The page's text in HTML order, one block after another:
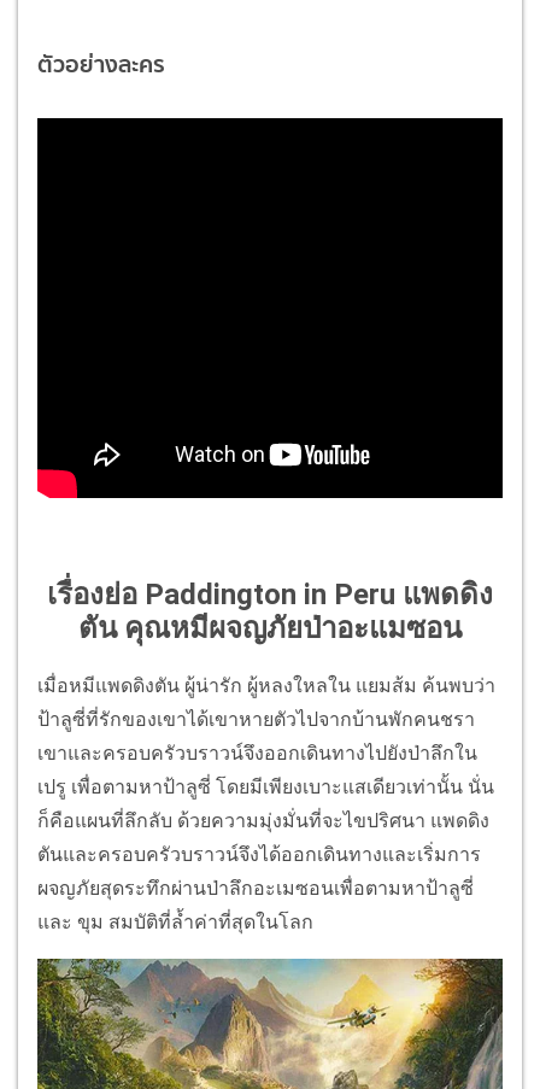
ตัวอย่างละคร
เรื่องย่อ Paddington in Peru แพดดิง
ตัน คุณหมีผจญภัยป่าอะแมซอน
เมื่อหมีแพดดิงตัน ผู้น่ารัก ผู้หลงใหลใน แยมส้ม ค้นพบว่า
ป้าลูซี่ที่รักของเขาได้เขาหายตัวไปจากบ้านพักคนชรา
เขาและครอบครัวบราวน์จึงออกเดินทางไปยังป่าลึกใน
เปรู เพื่อตามหาป้าลูซี่ โดยมีเพียงเบาะแสเดียวเท่านั้น นั่น
ก็คือแผนที่ลึกลับ ด้วยความมุ่งมั่นที่จะไขปริศนา แพดดิง
ตันและครอบครัวบราวน์จึงได้ออกเดินทางและเริ่มการ
ผจญภัยสุดระทึกผ่านป่าลึกอะเมซอนเพื่อตามหาป้าลูซี่
และ ขุม สมบัติที่ล้ำค่าที่สุดในโลก